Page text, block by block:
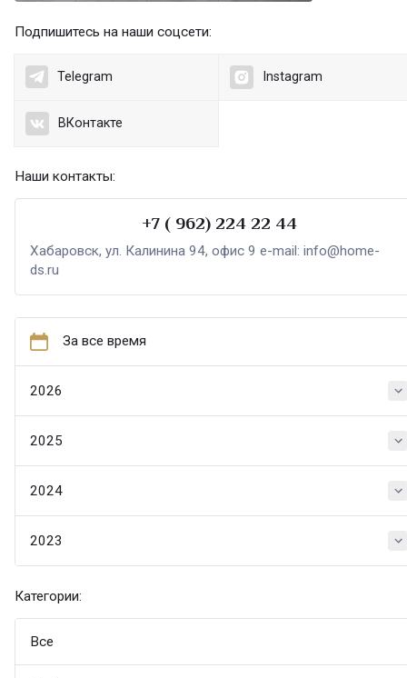
Подпишитесь на наши соцсети:
Telegram Instagram
ВКонтакте
Наши контакты:
+7 ( 962) 224 22 44
Хабаровск, ул. Калинина 94, офис 9 e-mail: info@home-
ds.ru
За все время
2026
2025
2024
2023
Категории:
Все